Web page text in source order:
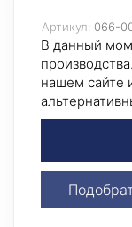
Артикул: 066-
В данный
нашем сайте